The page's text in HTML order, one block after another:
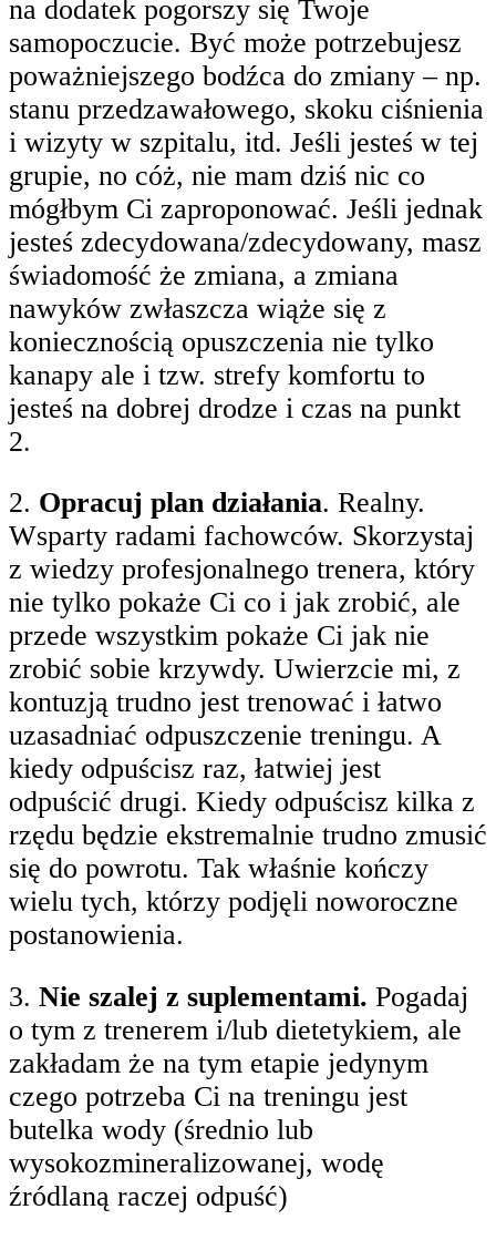
na dodatek pogorszy się Twoje
samopoczucie. Być może potrzebujesz
poważniejszego bodźca do zmiany – np.
stanu przedzawałowego, skoku ciśnienia
i wizyty w szpitalu, itd. Jeśli jesteś w tej
grupie, no cóż, nie mam dziś nic co
mógłbym Ci zaproponować. Jeśli jednak
jesteś zdecydowana/zdecydowany, masz
świadomość że zmiana, a zmiana
nawyków zwłaszcza wiąże się z
koniecznością opuszczenia nie tylko
kanapy ale i tzw. strefy komfortu to
jesteś na dobrej drodze i czas na punkt
2.
2. Opracuj plan działania. Realny.
Wsparty radami fachowców. Skorzystaj
z wiedzy profesjonalnego trenera, który
nie tylko pokaże Ci co i jak zrobić, ale
przede wszystkim pokaże Ci jak nie
zrobić sobie krzywdy. Uwierzcie mi, z
kontuzją trudno jest trenować i łatwo
uzasadniać odpuszczenie treningu. A
kiedy odpuścisz raz, łatwiej jest
odpuścić drugi. Kiedy odpuścisz kilka z
rzędu będzie ekstremalnie trudno zmusić
się do powrotu. Tak właśnie kończy
wielu tych, którzy podjęli noworoczne
postanowienia.
3. Nie szalej z suplementami. Pogadaj
o tym z trenerem i/lub dietetykiem, ale
zakładam że na tym etapie jedynym
czego potrzeba Ci na treningu jest
butelka wody (średnio lub
wysokozmineralizowanej, wodę
źródlaną raczej odpuść)